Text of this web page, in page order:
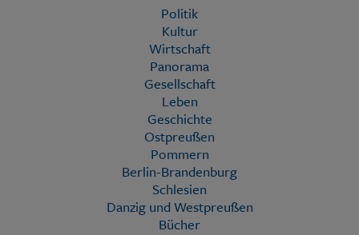
Politik
Kultur
Wirtschaft
Panorama
Gesellschaft
Leben
Geschichte
Ostpreußen
Pommern
Berlin-Brandenburg
Schlesien
Danzig und Westpreußen
Bücher